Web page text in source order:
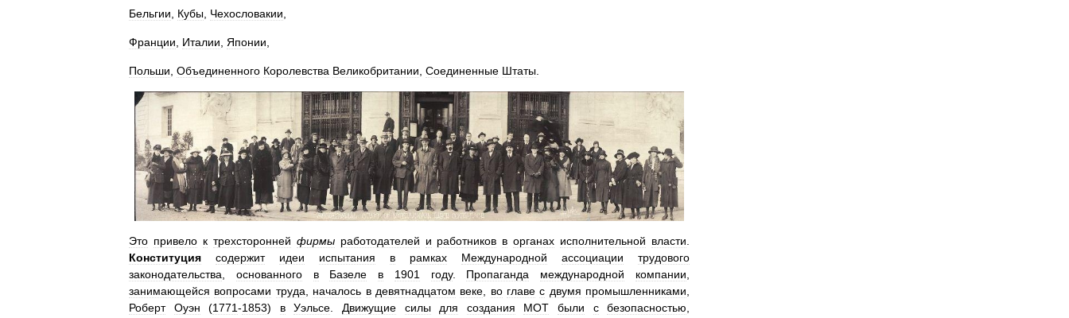
Бельгии Кубы Чехословакии
Франции Италии Японии
Польши Объединенного Королевства Великобритании Соединенные Штаты
Это привело к трехсторонней фирмы работодателей и работников в органах исполнительной власти.
Конституция
содержит идеи испытания в рамках Международной ассоциации
трудового
законодательства, основанного в Базеле в 1901 году. Пропаганда международной компании,
занимающейся вопросами труда, началось в девятнадцатом веке, во главе с двумя промышленниками,
Роберт
Оуэн (1771-1853) в Уэльсе. Движущие силы для создания МОТ были с безопасностью,